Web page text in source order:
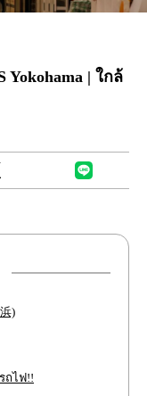
| ใกล้
)
ถไฟ!!